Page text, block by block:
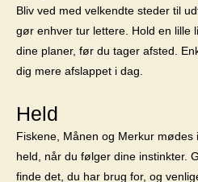
Bliv ved med velkendte steder til
gør enhver tur lettere. Hold en lille
dine planer, før du tager afsted.
dig mere afslappet i dag.
Held
Fiskene, Månen og Merkur mødes
held, når du følger dine instinkter.
finde det, du har brug for, og